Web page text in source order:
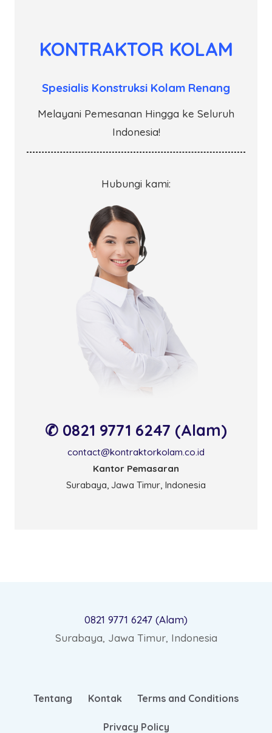
KONTRAKTOR KOLAM
Spesialis Konstruksi Kolam Renang
Melayani Pemesanan Hingga ke Seluruh
Indonesia!
Hubungi kami:
✆ 0821 9771 6247 (Alam)
contact@kontraktorkolam.co.id
Kantor Pemasaran
Surabaya, Jawa Timur, Indonesia
0821 9771 6247 (Alam)
Surabaya, Jawa Timur, Indonesia
Tentang Kontak Terms and Conditions
Privacy Policy